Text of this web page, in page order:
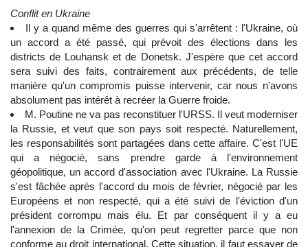
Conflit en Ukraine
Il y a quand même des guerres qui s'arrêtent : l'Ukraine, où
un accord a été passé, qui prévoit des élections dans les
districts de Louhansk et de Donetsk. J'espère que cet accord
sera suivi des faits, contrairement aux précédents, de telle
manière qu'un compromis puisse intervenir, car nous n'avons
absolument pas intérêt à recréer la Guerre froide.
M. Poutine ne va pas reconstituer l'URSS. Il veut moderniser
la Russie, et veut que son pays soit respecté. Naturellement,
les responsabilités sont partagées dans cette affaire. C'est l'UE
qui a négocié, sans prendre garde à l'environnement
géopolitique, un accord d'association avec l'Ukraine. La Russie
s'est fâchée après l'accord du mois de février, négocié par les
Européens et non respecté, qui a été suivi de l'éviction d'un
président corrompu mais élu. Et par conséquent il y a eu
l'annexion de la Crimée, qu'on peut regretter parce que non
conforme au droit international. Cette situation, il faut essayer de